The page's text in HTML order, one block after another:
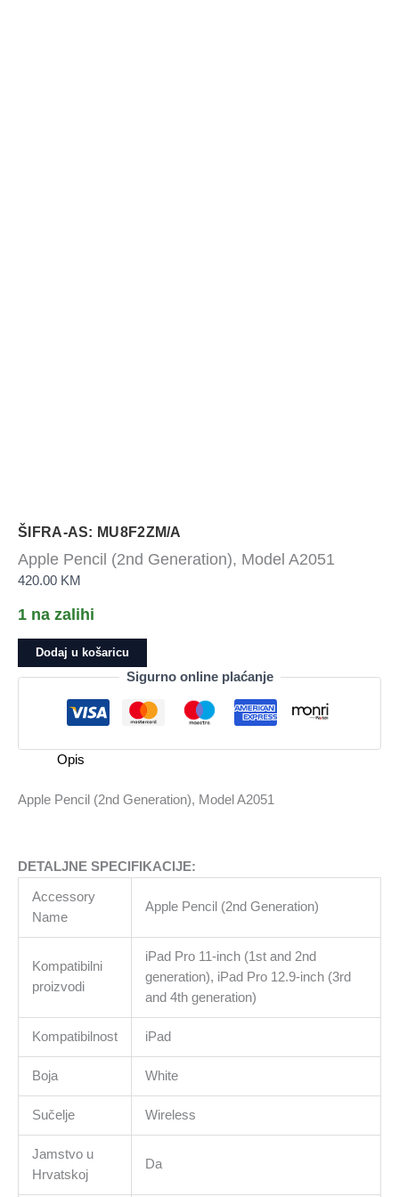
ŠIFRA-AS: MU8F2ZM/A
Apple Pencil (2nd Generation), Model A2051
420.00 KM
1 na zalihi
Apple
Pencil
Generation),
A2051
Dodaj u košaricu
Sigurno online plaćanje
Opis
Apple Pencil (2nd Generation), Model A2051
DETALJNE SPECIFIKACIJE:
Accessory
Name
Apple Pencil (2nd Generation)
Kompatibilni
proizvodi
iPad Pro 11-inch (1st and 2nd
generation), iPad Pro 12.9-inch (3rd
and 4th generation)
Kompatibilnost iPad
Boja White
Sučelje Wireless
Jamstvo u
Hrvatskoj
Da